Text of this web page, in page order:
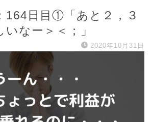
164日目①「あと２，３
なー＞＜；」
2020年10月31日